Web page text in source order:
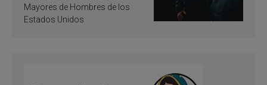
Mayores de Hombres de los
Estados Unidos